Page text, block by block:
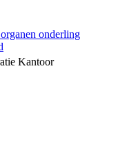
onderling
Kantoor